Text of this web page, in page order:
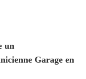
un
Garage en